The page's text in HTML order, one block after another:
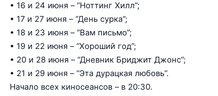
• 16 и 24 июня – “Ноттинг Хилл”;
• 17 и 27 июня – “День сурка”;
• 18 и 23 июня – “Вам письмо”;
• 19 и 22 июня – “Хороший год”;
• 20 и 28 июня – “Дневник Бриджит Джонс”;
• 21 и 29 июня – “Эта дурацкая любовь”.
Начало всех киносеансов – в 20:30.